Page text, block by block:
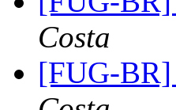
Costa
[FUG-